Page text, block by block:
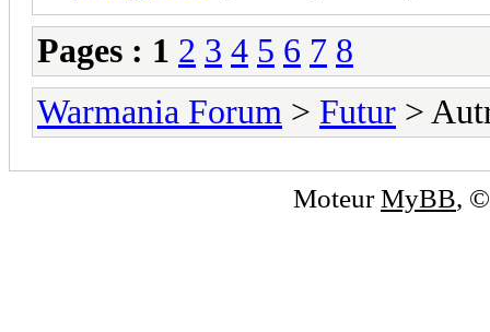
Pages : 1 2 3 4 5 6 7 8
Warmania Forum > Futur >
MoteurMyBB,